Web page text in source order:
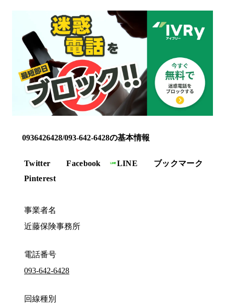
0936426428/093-642-6428の基本情報
Twitter Facebook LINE
ブックマーク
Pinterest
事業者名
近藤保険事務所
電話番号
093-642-6428
回線種別